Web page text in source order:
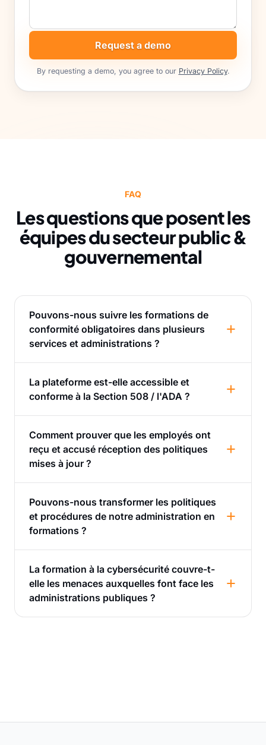
Request a demo
By requesting a demo, you agree to our Privacy Policy.
FAQ
Les questions que posent les
équipes du secteur public &
gouvernemental
Pouvons-nous suivre les formations de
conformité obligatoires dans plusieurs
services et administrations ?
La plateforme est-elle accessible et
conforme à la Section 508 / l'ADA ?
Comment prouver que les employés ont
reçu et accusé réception des politiques
mises à jour ?
Pouvons-nous transformer les politiques
et procédures de notre administration en
formations ?
La formation à la cybersécurité couvre-t-
elle les menaces auxquelles font face les
administrations publiques ?